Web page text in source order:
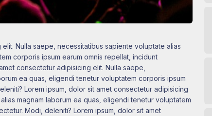
Nulla saepe, necessitatibus sapiente voluptate alias
corporis ipsum earum omnis repellat, incidunt
consectetur adipisicing elit. Nulla saepe,
ea quas, eligendi tenetur voluptatem corporis ipsum
Lorem ipsum, dolor sit amet consectetur adipisicing
magnam laborum ea quas, eligendi tenetur voluptatem
Modi, deleniti? Lorem ipsum, dolor sit amet